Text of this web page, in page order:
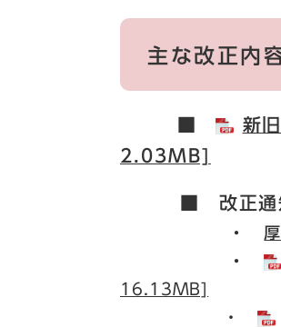
主な改正内
新
2.03MB]
改正
・
・
16.13MB]
・